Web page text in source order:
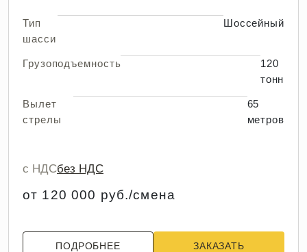
Тип
шасси
Шоссейный
Грузоподъемность
120
тонн
Вылет
стрелы
65
метров
с НДСбез НДС
от 120 000 руб./смена
ПОДРОБНЕЕ ЗАКАЗАТЬ